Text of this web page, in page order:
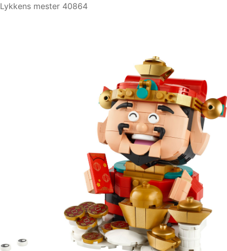
Lykkens mester 40864